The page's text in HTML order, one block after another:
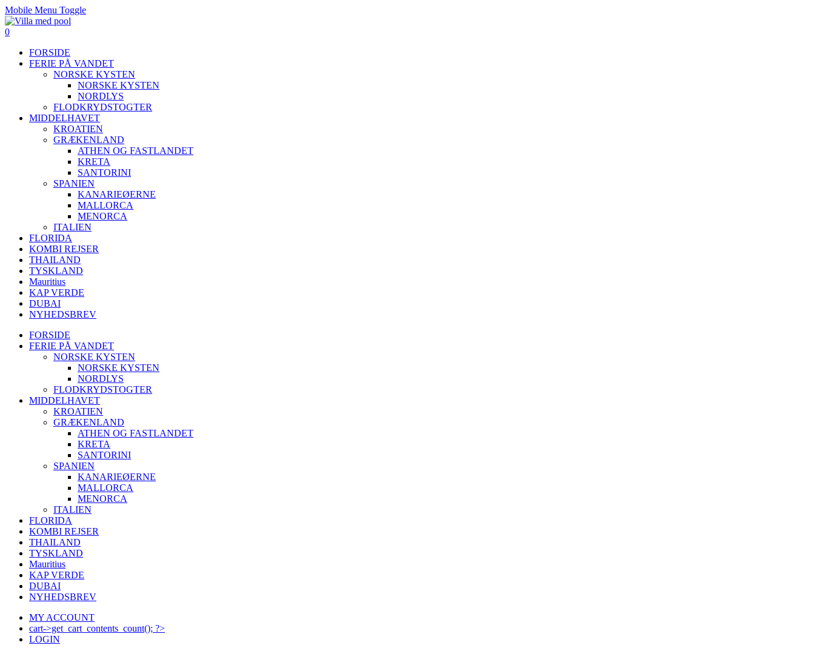
Mobile Menu Toggle
0
FORSIDE
FERIE PÅ VANDET
NORSKE KYSTEN
NORSKE KYSTEN
NORDLYS
FLODKRYDSTOGTER
MIDDELHAVET
KROATIEN
GRÆKENLAND
ATHEN OG FASTLANDET
KRETA
SANTORINI
SPANIEN
KANARIEØERNE
MALLORCA
MENORCA
ITALIEN
FLORIDA
KOMBI REJSER
THAILAND
TYSKLAND
Mauritius
KAP VERDE
DUBAI
NYHEDSBREV
FORSIDE
FERIE PÅ VANDET
NORSKE KYSTEN
NORSKE KYSTEN
NORDLYS
FLODKRYDSTOGTER
MIDDELHAVET
KROATIEN
GRÆKENLAND
ATHEN OG FASTLANDET
KRETA
SANTORINI
SPANIEN
KANARIEØERNE
MALLORCA
MENORCA
ITALIEN
FLORIDA
KOMBI REJSER
THAILAND
TYSKLAND
Mauritius
KAP VERDE
DUBAI
NYHEDSBREV
MY ACCOUNT
cart->get_cart_contents_count(); ?>
LOGIN